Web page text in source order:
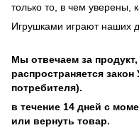
только то, в чем уверены,
Игрушками играют наших
Мы отвечаем за
распространяется
потребителя).
в течение 14 дней с
или вернуть товар.